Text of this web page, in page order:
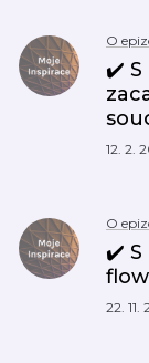
O
✔️ S
12. 2.
O
✔️ S
22. 11.